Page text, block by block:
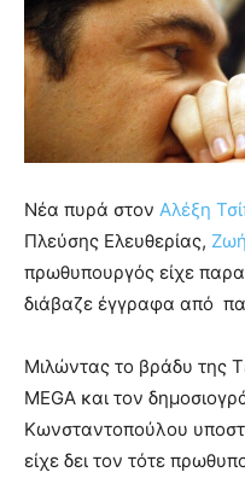
Νέα πυρά στον Αλέξη
Πλεύσης Ελευθερίας,
πρωθυπουργός είχε
διάβαζε έγγραφα από
Μιλώντας το βράδυ της
MEGA και τον
Κωνσταντοπούλου
είχε δει τον τότε